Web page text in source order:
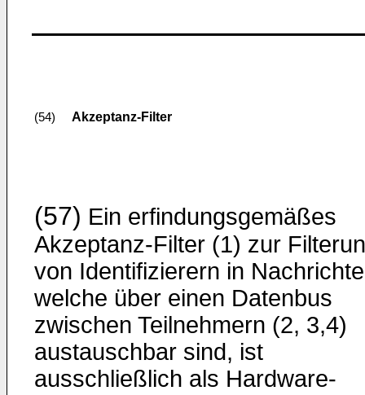
(54) Akzeptanz-Filter
(57) Ein erfindungsgemäßes
Akzeptanz-Filter (1) zur
von Identifizierern in
welche über einen Datenbus
zwischen Teilnehmern (2, 3,4)
austauschbar sind, ist
ausschließlich als Hardware-